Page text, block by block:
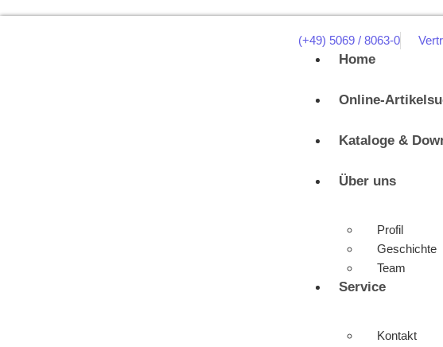
(+49) 5069 / 8063-0
Home
Online-
Kataloge &
Über uns
Profil
Geschichte
Team
Service
Kontakt